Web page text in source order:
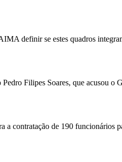
definir se estes quadros
Filipes Soares, que acusou o
a contratação de 190 funcionários